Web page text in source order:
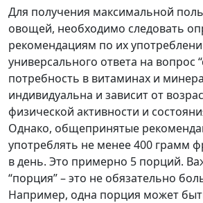
Для получения максимальной
овощей, необходимо следовать
рекомендациям по их
универсального ответа на вопрос
потребность в витаминах и
индивидуальна и зависит от
физической активности и
Однако, общепринятые
употреблять не менее 400 грамм
в день. Это примерно 5 порций.
“порция” – это не обязательно
Например, одна порция может